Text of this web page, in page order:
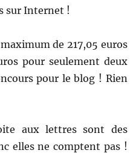
sur Internet !
de 217,05 euros
pour seulement deux
pour le blog ! Rien
aux lettres sont des
elles ne comptent pas !